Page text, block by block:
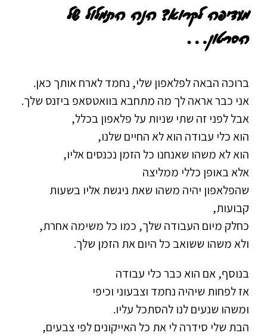
מעדיפה לקרוא? הנה התמלול של
הסרטון…
ברוכה הבאה לפלאפון שלי, נחמד לארח אותך כאן.
אני כבר אראה לך מה מתחבא בוואטסאפ ביזנס שלך.
אבל לפני זה שתי שניות על פלאפון בכלל,
הוא כלי עבודה הוא לא החיים שלנו,
הוא לא משהו שאנחנו כל הזמן נכנסים אליו,
אלא באופן כללי ממליצה
שהפלאפון יהיה משהו שאת ניגשת אליו בשעות
קבועות,
כחלק מיום העבודה שלך, כמו כל משימה אחרת,
ולא משהו ששואב כל היום את הזמן שלך.
בנוסף, אם הוא כבר כלי עבודה
אז לפחות שיהיה נחמד וצבעוני וכיפי
ומשהו שנעים לנו להסתכל עליו.
הבת שלי סידרה לי את כל האייקונים לפי צבעים,